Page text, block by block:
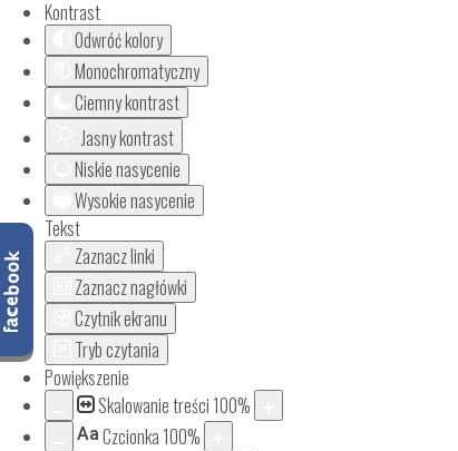
Kontrast
Odwróć kolory
Monochromatyczny
Ciemny kontrast
Jasny kontrast
Niskie nasycenie
Wysokie nasycenie
Tekst
Zaznacz linki
Zaznacz nagłówki
Czytnik ekranu
Tryb czytania
Powiększenie
Skalowanie treści 100%
Aa Czcionka 100%